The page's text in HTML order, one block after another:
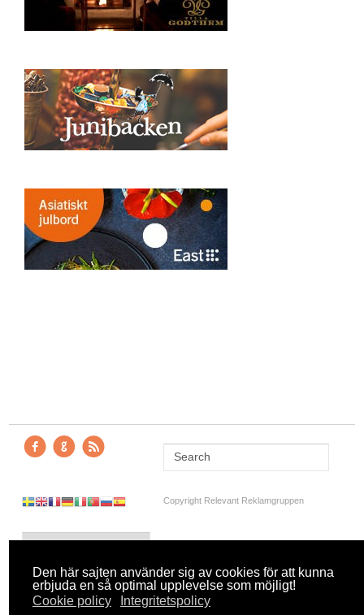
Den här sajten använder sig av cookies för att kunna
erbjuda en så optimal upplevelse som möjligt!
Cookie policy
Integritetspolicy
Copyright Relevant Reklamgruppen